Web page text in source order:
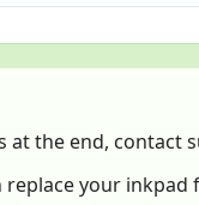
at the end, contact
your